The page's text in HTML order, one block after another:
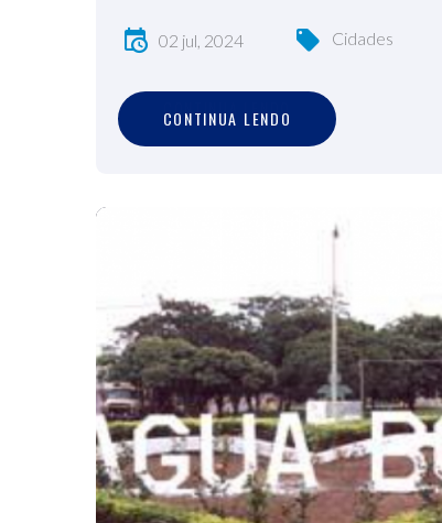
02 jul, 2024 Cidades
CO NTINUA L END O
CONTINUA LENDO